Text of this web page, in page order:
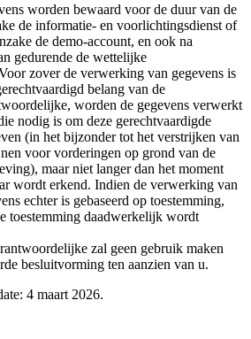
worden bewaard voor de duur van de
de informatie- en voorlichtingsdienst of
de demo-account, en ook na
gedurende de wettelijke
zover de verwerking van gegevens is
belang van de
worden de gegevens verwerkt
nodig is om deze gerechtvaardigde
(in het bijzonder tot het verstrijken van
voor vorderingen op grond van de
maar niet langer dan het moment
wordt erkend. Indien de verwerking van
echter is gebaseerd op toestemming,
toestemming daadwerkelijk wordt
zal geen gebruik maken
besluitvorming ten aanzien van u.
4 maart 2026.